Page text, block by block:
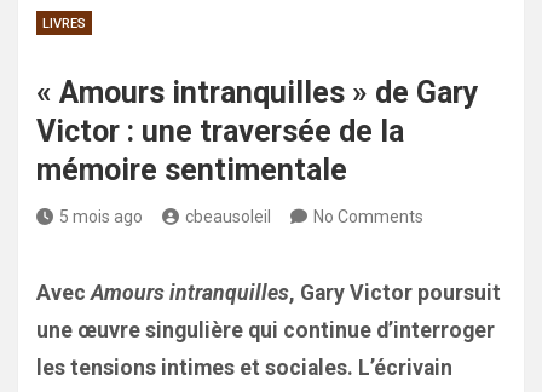
LIVRES
« Amours intranquilles » de Gary
Victor : une traversée de la
mémoire sentimentale
5 mois ago cbeausoleil No Comments
AvecAmours intranquilles, Gary Victor poursuit
une œuvre singulière qui continue d’interroger
les tensions intimes et sociales. L’écrivain